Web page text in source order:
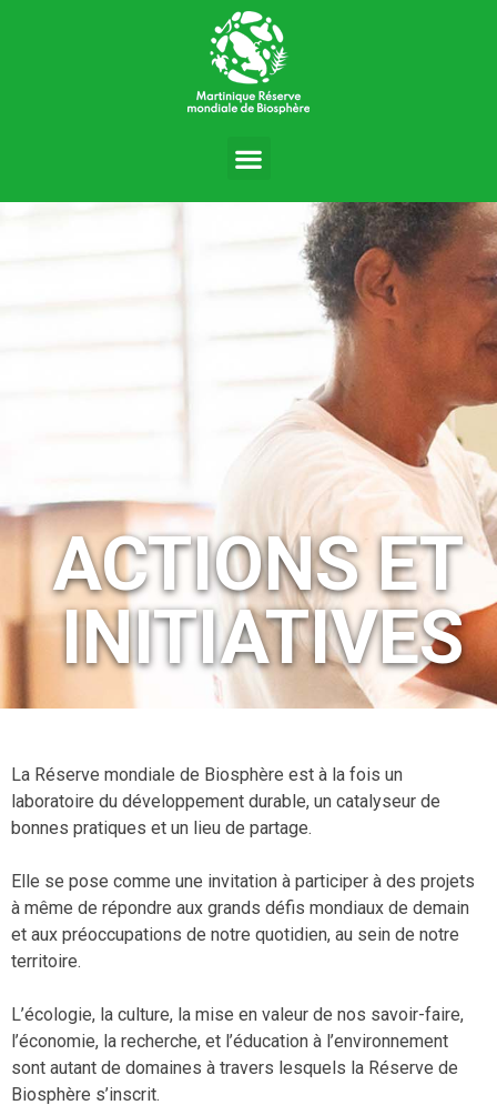
ACTIONS ET
INITIATIVES
La Réserve mondiale de Biosphère est à la fois un
laboratoire du développement durable, un catalyseur de
bonnes pratiques et un lieu de partage.
Elle se pose comme une invitation à participer à des projets
à même de répondre aux grands défis mondiaux de demain
et aux préoccupations de notre quotidien, au sein de notre
territoire.
L’écologie, la culture, la mise en valeur de nos savoir-faire,
l’économie, la recherche, et l’éducation à l’environnement
sont autant de domaines à travers lesquels la Réserve de
Biosphère s’inscrit.